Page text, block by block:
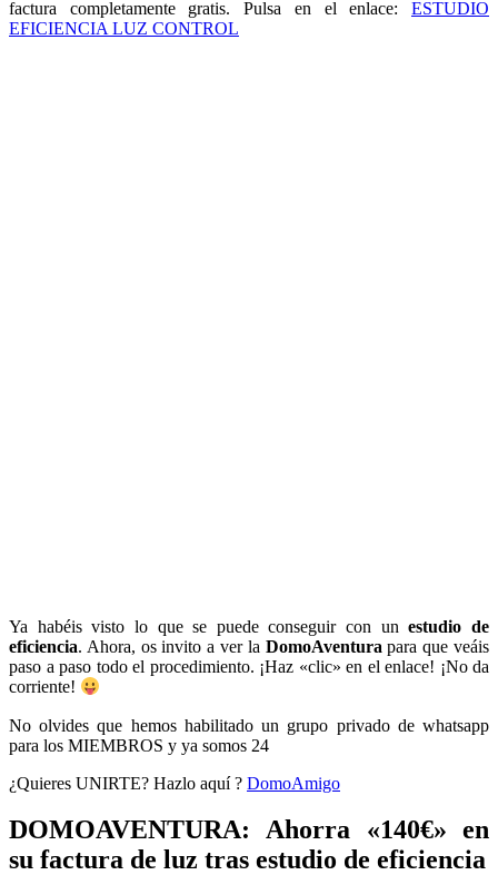
factura completamente gratis. Pulsa en el enlace: ESTUDIO
EFICIENCIA LUZ CONTROL
Ya habéis visto lo que se puede conseguir con un estudio de
eficiencia. Ahora, os invito a ver la DomoAventura para que veáis
paso a paso todo el procedimiento. ¡Haz «clic» en el enlace! ¡No da
corriente!
No olvides que hemos habilitado un grupo privado de whatsapp
para los MIEMBROS y ya somos 24
¿Quieres UNIRTE? Hazlo aquí ? DomoAmigo
DOMOAVENTURA: Ahorra «140€» en
su factura de luz tras estudio de eficiencia